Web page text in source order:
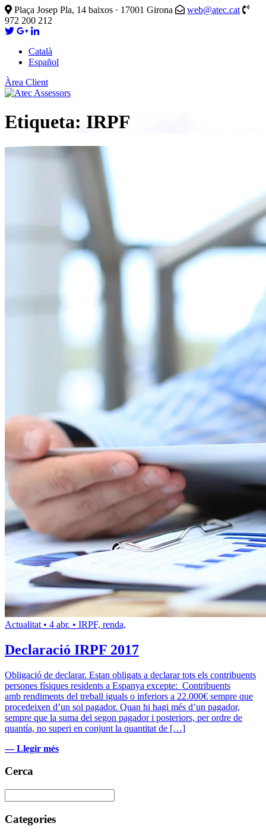
Plaça Josep Pla, 14 baixos · 17001 Girona
web@atec.cat
972 200 212
Català
Español
Àrea Client
Etiqueta: IRPF
Actualitat • 4 abr. • IRPF, renda,
Declaració IRPF 2017
Obligació de declarar. Estan obligats a declarar tots els contribuents
persones físiques residents a Espanya excepte: Contribuents
amb rendiments del treball iguals o inferiors a 22.000€ sempre que
procedeixen d’un sol pagador. Quan hi hagi més d’un pagador,
sempre que la suma del segon pagador i posteriors, per ordre de
quantía, no superi en conjunt la quantitat de […]
— Llegir més
Cerca
Categories